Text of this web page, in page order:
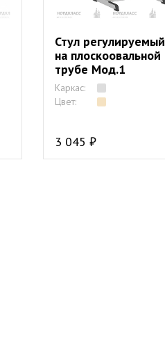
Стул регулируемый
на плоскоовальной
трубе Мод.1
Каркас:
Цвет:
3 045 ₽